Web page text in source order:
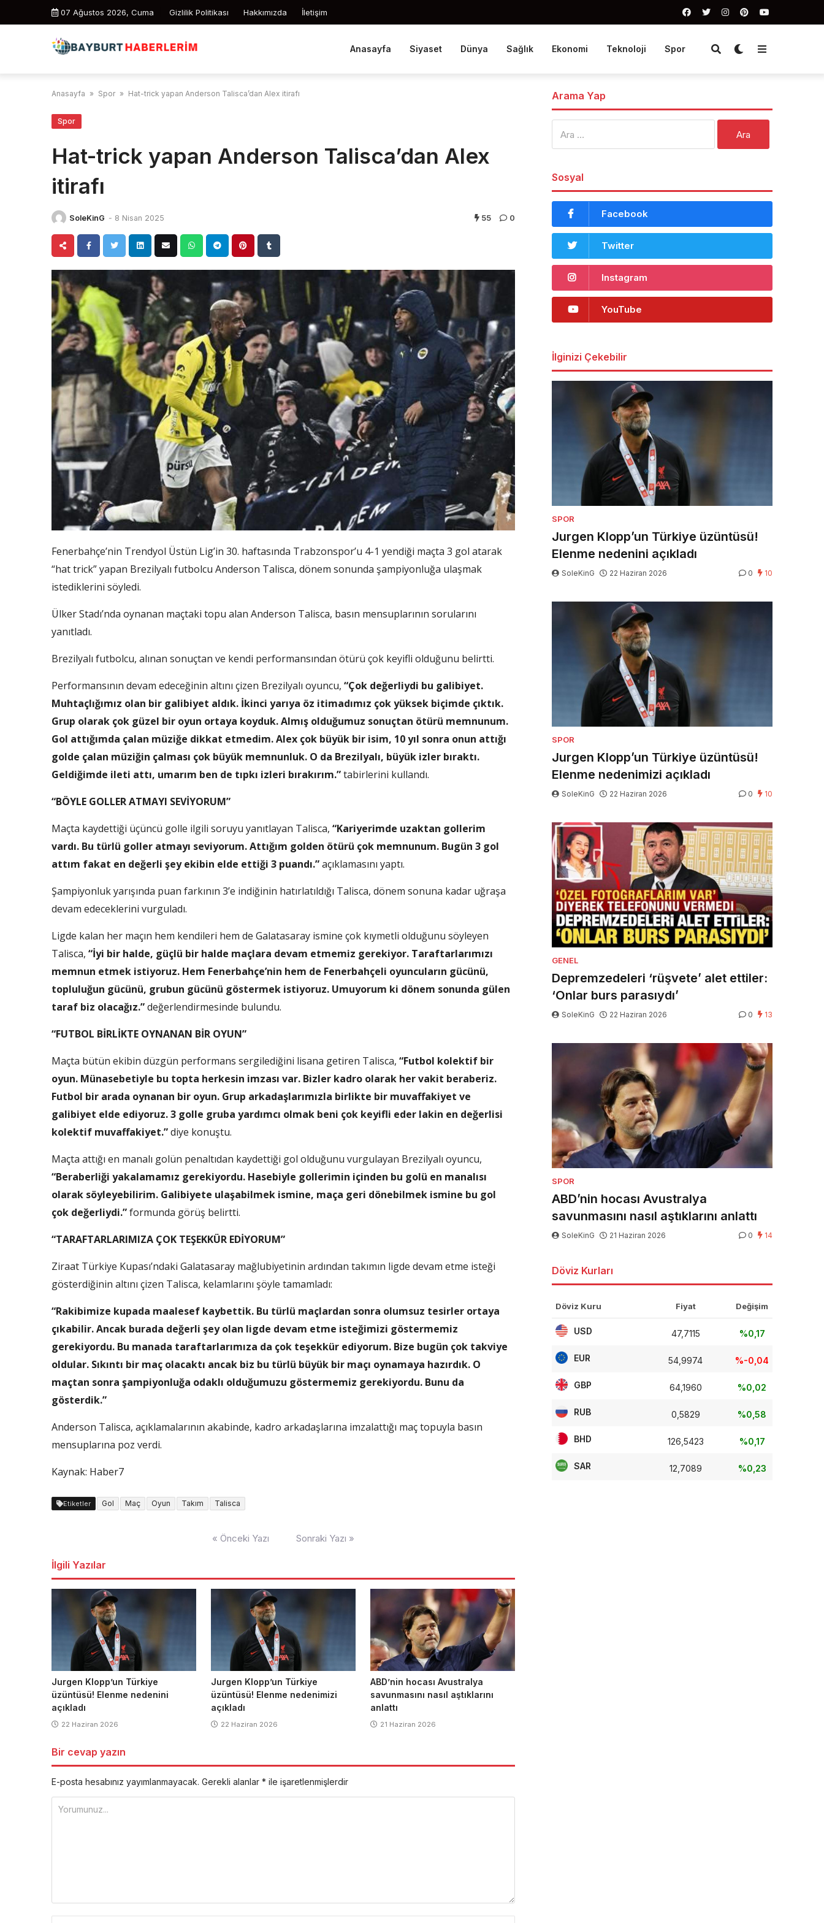
07 Ağustos 2026, Cuma Gizlilik Politikası Hakkımızda İletişim
Anasayfa Siyaset Dünya Sağlık Ekonomi Teknoloji Spor
Anasayfa » Spor » Hat-trick yapan Anderson Talisca’dan Alex itirafı
Spor
Hat-trick yapan Anderson Talisca’dan Alex
itirafı
SoleKinG - 8 Nisan 2025 55 0
Fenerbahçe’nin Trendyol Üstün Lig’in 30. haftasında Trabzonspor’u 4-1 yendiği maçta 3 gol atarak
“hat trick” yapan Brezilyalı futbolcu Anderson Talisca, dönem sonunda şampiyonluğa ulaşmak
istediklerini söyledi.
Ülker Stadı’nda oynanan maçtaki topu alan Anderson Talisca, basın mensuplarının sorularını
yanıtladı.
Brezilyalı futbolcu, alınan sonuçtan ve kendi performansından ötürü çok keyifli olduğunu belirtti.
Performansının devam edeceğinin altını çizen Brezilyalı oyuncu, “Çok değerliydi bu galibiyet.
Muhtaçlığımız olan bir galibiyet aldık. İkinci yarıya öz itimadımız çok yüksek biçimde çıktık.
Grup olarak çok güzel bir oyun ortaya koyduk. Almış olduğumuz sonuçtan ötürü memnunum.
Gol attığımda çalan müziğe dikkat etmedim. Alex çok büyük bir isim, 10 yıl sonra onun attığı
golde çalan müziğin çalması çok büyük memnunluk. O da Brezilyalı, büyük izler bıraktı.
Geldiğimde ileti attı, umarım ben de tıpkı izleri bırakırım.”tabirlerini kullandı.
“BÖYLE GOLLER ATMAYI SEVİYORUM”
Maçta kaydettiği üçüncü golle ilgili soruyu yanıtlayan Talisca, “Kariyerimde uzaktan gollerim
vardı. Bu türlü goller atmayı seviyorum. Attığım golden ötürü çok memnunum. Bugün 3 gol
attım fakat en değerli şey ekibin elde ettiği 3 puandı.”açıklamasını yaptı.
Şampiyonluk yarışında puan farkının 3’e indiğinin hatırlatıldığı Talisca, dönem sonuna kadar uğraşa
devam edeceklerini vurguladı.
Ligde kalan her maçın hem kendileri hem de Galatasaray ismine çok kıymetli olduğunu söyleyen
Talisca, “İyi bir halde, güçlü bir halde maçlara devam etmemiz gerekiyor. Taraftarlarımızı
memnun etmek istiyoruz. Hem Fenerbahçe’nin hem de Fenerbahçeli oyuncuların gücünü,
topluluğun gücünü, grubun gücünü göstermek istiyoruz. Umuyorum ki dönem sonunda gülen
taraf biz olacağız.”değerlendirmesinde bulundu.
“FUTBOL BİRLİKTE OYNANAN BİR OYUN”
Maçta bütün ekibin düzgün performans sergilediğini lisana getiren Talisca, “Futbol kolektif bir
oyun. Münasebetiyle bu topta herkesin imzası var. Bizler kadro olarak her vakit beraberiz.
Futbol bir arada oynanan bir oyun. Grup arkadaşlarımızla birlikte bir muvaffakiyet ve
galibiyet elde ediyoruz. 3 golle gruba yardımcı olmak beni çok keyifli eder lakin en değerlisi
kolektif muvaffakiyet.”diye konuştu.
Maçta attığı en manalı golün penaltıdan kaydettiği gol olduğunu vurgulayan Brezilyalı oyuncu,
“Beraberliği yakalamamız gerekiyordu. Hasebiyle gollerimin içinden bu golü en manalısı
olarak söyleyebilirim. Galibiyete ulaşabilmek ismine, maça geri dönebilmek ismine bu gol
çok değerliydi.”formunda görüş belirtti.
“TARAFTARLARIMIZA ÇOK TEŞEKKÜR EDİYORUM”
Ziraat Türkiye Kupası’ndaki Galatasaray mağlubiyetinin ardından takımın ligde devam etme isteği
gösterdiğinin altını çizen Talisca, kelamlarını şöyle tamamladı:
“Rakibimize kupada maalesef kaybettik. Bu türlü maçlardan sonra olumsuz tesirler ortaya
çıkabilir. Ancak burada değerli şey olan ligde devam etme isteğimizi göstermemiz
gerekiyordu. Bu manada taraftarlarımıza da çok teşekkür ediyorum. Bize bugün çok takviye
oldular. Sıkıntı bir maç olacaktı ancak biz bu türlü büyük bir maçı oynamaya hazırdık. O
maçtan sonra şampiyonluğa odaklı olduğumuzu göstermemiz gerekiyordu. Bunu da
gösterdik.”
Anderson Talisca, açıklamalarının akabinde, kadro arkadaşlarına imzalattığı maç topuyla basın
mensuplarına poz verdi.
Kaynak: Haber7
Etiketler Gol Maç Oyun Takım Talisca
« Önceki Yazı Sonraki Yazı »
İlgili Yazılar
Jurgen Klopp’un Türkiye
üzüntüsü! Elenme nedenini
açıkladı
22 Haziran 2026
Jurgen Klopp’un Türkiye
üzüntüsü! Elenme nedenimizi
açıkladı
22 Haziran 2026
ABD’nin hocası Avustralya
savunmasını nasıl aştıklarını
anlattı
21 Haziran 2026
Bir cevap yazın
E-posta hesabınız yayımlanmayacak. Gerekli alanlar * ile işaretlenmişlerdir
Arama Yap
Sosyal
Facebook
Twitter
Instagram
YouTube
İlginizi Çekebilir
SPOR
Jurgen Klopp’un Türkiye üzüntüsü!
Elenme nedenini açıkladı
SoleKinG 22 Haziran 2026 0 10
SPOR
Jurgen Klopp’un Türkiye üzüntüsü!
Elenme nedenimizi açıkladı
SoleKinG 22 Haziran 2026 0 10
GENEL
Depremzedeleri ‘rüşvete’ alet ettiler:
‘Onlar burs parasıydı’
SoleKinG 22 Haziran 2026 0 13
SPOR
ABD’nin hocası Avustralya
savunmasını nasıl aştıklarını anlattı
SoleKinG 21 Haziran 2026 0 14
Döviz Kurları
Döviz Kuru Fiyat Değişim
USD 47,7115 %0,17
EUR 54,9974 %-0,04
GBP 64,1960 %0,02
RUB 0,5829 %0,58
BHD 126,5423 %0,17
SAR 12,7089 %0,23